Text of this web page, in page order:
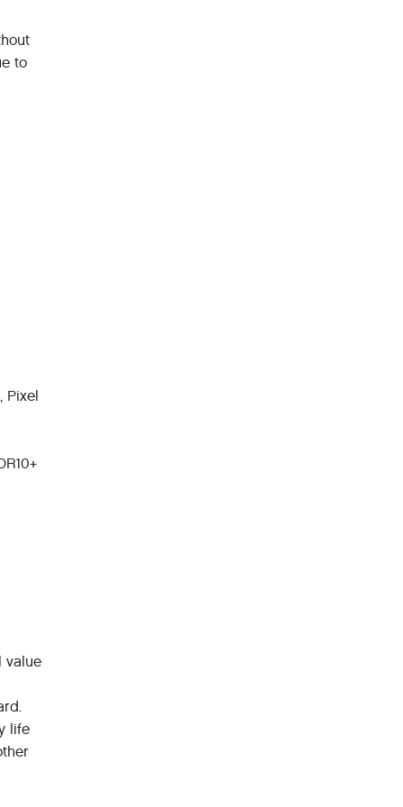
to
Pixel
value
life